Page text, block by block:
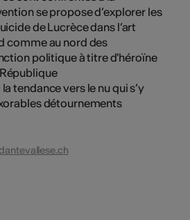
se propose d’explorer les
de Lucrèce dans l’art
comme au nord des
politique à titre d'héroïne
tendance vers le nu qui s’y
détournements